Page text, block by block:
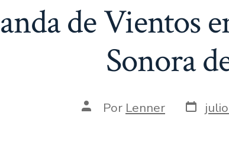
de Vientos
Sonora
AutorPor Lenner Fecha
de